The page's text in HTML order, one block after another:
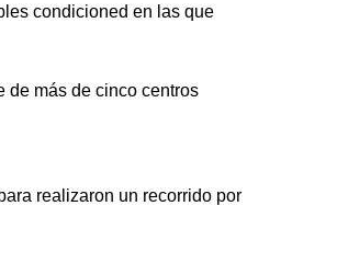
condicioned en las que
de más de cinco centros
realizaron un recorrido por